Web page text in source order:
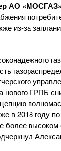
АО «МОСГАЗ»
из-за
нового ГРПБ
в 2018 году
высоком